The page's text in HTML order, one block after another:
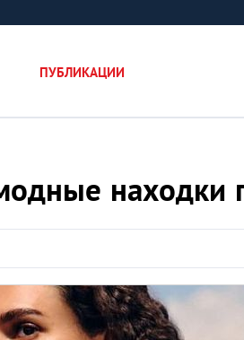
ПУБЛИКАЦИИ
находки